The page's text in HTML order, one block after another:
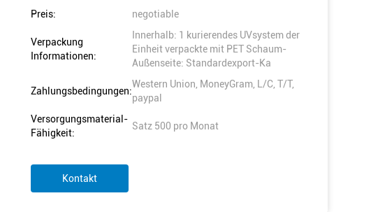
Preis:
negotiable
Verpackung
Informationen:
Innerhalb: 1 kurierendes UVsystem der
Einheit verpackte mit PET Schaum-
Außenseite: Standardexport-Ka
Zahlungsbedingungen:
Western Union, MoneyGram, L/C, T/T,
paypal
Versorgungsmaterial-
Fähigkeit:
Satz 500 pro Monat
Kontakt